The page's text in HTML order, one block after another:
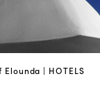
Elounda | HOTELS